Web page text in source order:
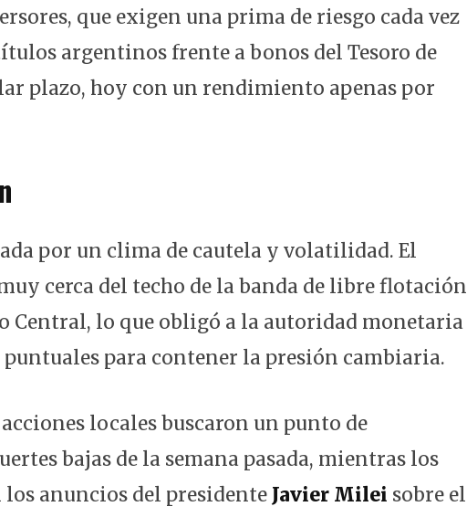
que exigen una prima de riesgo cada vez
argentinos frente a bonos del Tesoro de
plazo, hoy con un rendimiento apenas por
por un clima de cautela y volatilidad. El
cerca del techo de la banda de libre flotación
Central, lo que obligó a la autoridad monetaria
para contener la presión cambiaria.
locales buscaron un punto de
bajas de la semana pasada, mientras los
los anuncios del presidente Javier Milei sobre el